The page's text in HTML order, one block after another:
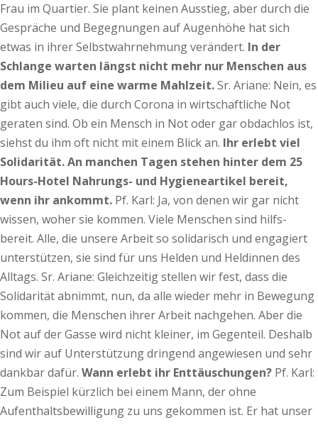
Frau im Quartier. Sie plant keinen Ausstieg, aber durch die
Gespräche und Begegnungen auf Augenhöhe hat sich
etwas in ihrer Selbstwahrnehmung verändert. In der
Schlange warten längst nicht mehr nur Menschen aus
dem Milieu auf eine warme Mahlzeit.Sr. Ariane: Nein, es
gibt auch viele, die durch Corona in wirtschaftliche Not
geraten sind. Ob ein Mensch in Not oder gar obdachlos ist,
siehst du ihm oft nicht mit einem Blick an. Ihr erlebt viel
Solidarität. An manchen Tagen stehen hinter dem 25
Hours-Hotel Nahrungs- und Hygieneartikel bereit,
wenn ihr ankommt. Pf. Karl: Ja, von denen wir gar nicht
wissen, woher sie kommen. Viele Menschen sind hilfs-
bereit. Alle, die unsere Arbeit so solidarisch und engagiert
unterstützen, sie sind für uns Helden und Heldinnen des
Alltags. Sr. Ariane: Gleichzeitig stellen wir fest, dass die
Solidarität abnimmt, nun, da alle wieder mehr in Bewegung
kommen, die Menschen ihrer Arbeit nachgehen. Aber die
Not auf der Gasse wird nicht kleiner, im Gegenteil. Deshalb
sind wir auf Unterstützung dringend angewiesen und sehr
dankbar dafür. Wann erlebt ihr Enttäuschungen? Pf. Karl:
Zum Beispiel kürzlich bei einem Mann, der ohne
Aufenthaltsbewilligung zu uns gekommen ist. Er hat unser